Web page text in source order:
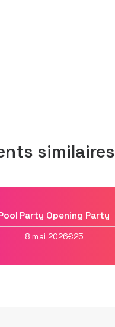
similaires
Party Opening Party
8 mai 2026€25